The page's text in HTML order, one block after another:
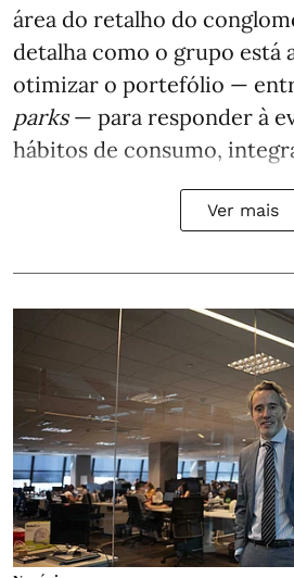
área do retalho do
detalha como o grupo está
otimizar o portefólio —
parks— para responder à
hábitos de consumo,
Ver mais